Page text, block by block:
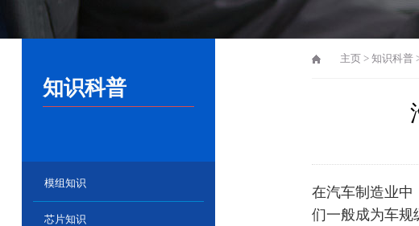
知识科普
模组知识
芯片知识
主页 > 知识科普
在汽车制造业中
们一般成为车规